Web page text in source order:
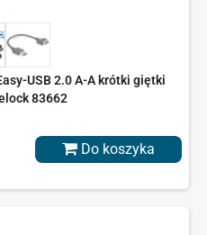
USB 2.0 A-A krótki giętki
83662
Do koszyka